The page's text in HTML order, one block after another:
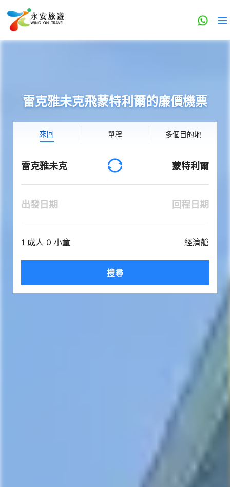
雷克雅未克飛蒙特利爾的廉價機票
來回 單程 多個目的地
雷克雅未克 蒙特利爾
出發日期 回程日期
1 成人 0 小童 經濟艙
搜尋